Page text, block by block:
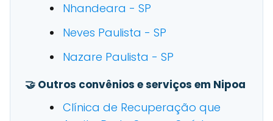
Nhandeara - SP
Neves Paulista - SP
Nazare Paulista - SP
🤝 Outros convênios e serviços em Nipoa
Clínica de Recuperação que